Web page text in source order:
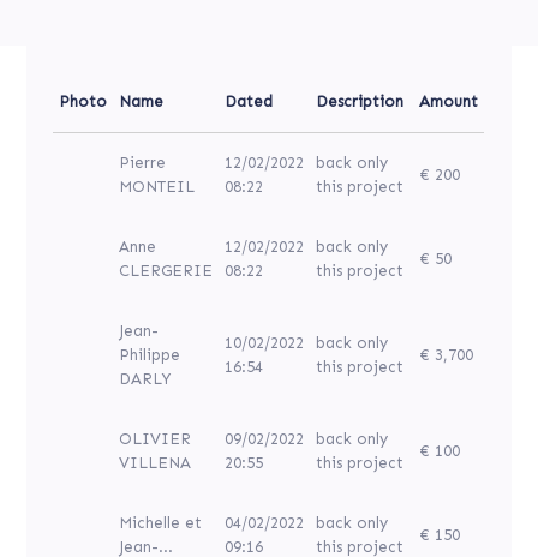
Photo Name Dated Description Amount
Pierre
MONTEIL
12/02/2022
08:22
back only
this project
€ 200
Anne
CLERGERIE
12/02/2022
08:22
back only
this project
€ 50
Jean-
Philippe
DARLY
10/02/2022
16:54
back only
this project
€ 3,700
OLIVIER
VILLENA
09/02/2022
20:55
back only
this project
€ 100
Michelle et
Jean-...
04/02/2022
09:16
back only
this project
€ 150